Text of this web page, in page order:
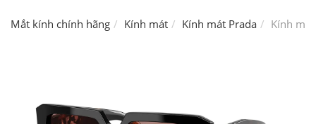
Mắt kính chính hãng Kính mát Kính mát Prada Kính